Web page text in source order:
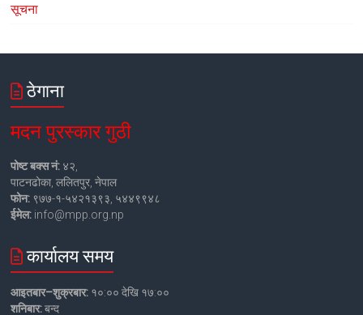
सूचना
ठेगाना
मदन पुरस्कार गुठी
पोष्ट बक्स नं: ४२,
पाटनढोका, ललितपुर, नेपाल
फोन: ९७७-१-५४२१३९३, ५४४९९४८
ईमेल: info@mpp.org.np
कार्यालय समय
आइतबार–शुक्रबार: १०:०० देखि १७:००
शनिबार:बन्द